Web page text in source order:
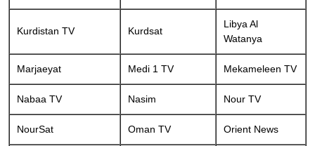
Kurdistan TV Kurdsat
Libya Al
Watanya
Marjaeyat Medi 1 TV Mekameleen TV
Nabaa TV Nasim Nour TV
NourSat Oman TV Orient News